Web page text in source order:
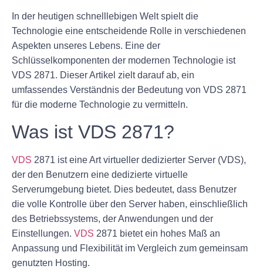
In der heutigen schnelllebigen Welt spielt die
Technologie eine entscheidende Rolle in verschiedenen
Aspekten unseres Lebens. Eine der
Schlüsselkomponenten der modernen Technologie ist
VDS 2871. Dieser Artikel zielt darauf ab, ein
umfassendes Verständnis der Bedeutung von VDS 2871
für die moderne Technologie zu vermitteln.
Was ist VDS 2871?
VDS 2871 ist eine Art virtueller dedizierter Server (VDS),
der den Benutzern eine dedizierte virtuelle
Serverumgebung bietet. Dies bedeutet, dass Benutzer
die volle Kontrolle über den Server haben, einschließlich
des Betriebssystems, der Anwendungen und der
Einstellungen. VDS 2871 bietet ein hohes Maß an
Anpassung und Flexibilität im Vergleich zum gemeinsam
genutzten Hosting.